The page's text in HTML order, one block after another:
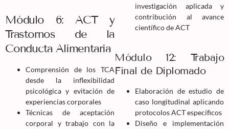
Módulo 6: ACT y
Trastornos de la
Conducta Alimentaria
Comprensión de los TCA
desde la inflexibilidad
psicológica y evitación de
experiencias corporales
Técnicas de aceptación
corporal y trabajo con la
investigación aplicada y
contribución al avance
científico de ACT
Módulo 12: Trabajo
Final de Diplomado
Elaboración de estudio de
caso longitudinal aplicando
protocolos ACT específicos
Diseño e implementación